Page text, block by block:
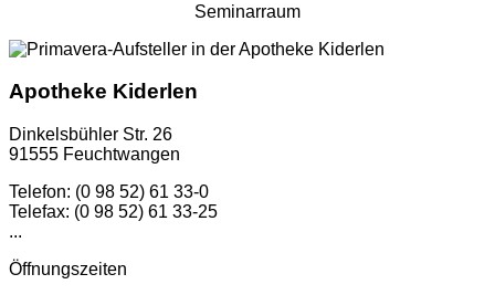
Seminarraum
Apotheke Kiderlen
Dinkelsbühler Str. 26
91555 Feuchtwangen
Telefon: (0 98 52) 61 33-0
Telefax: (0 98 52) 61 33-25
...
Öffnungszeiten